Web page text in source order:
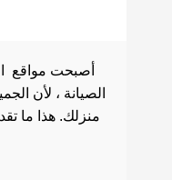
أصبحت مواقع
الصيانة ، لأن
منزلك. هذا ما